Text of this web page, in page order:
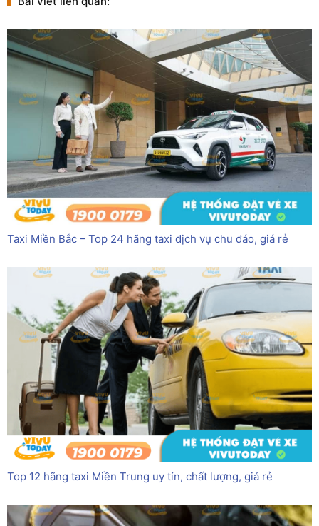
Taxi Miền Bắc – Top 24 hãng taxi dịch vụ chu đáo, giá rẻ
Top 12 hãng taxi Miền Trung uy tín, chất lượng, giá rẻ